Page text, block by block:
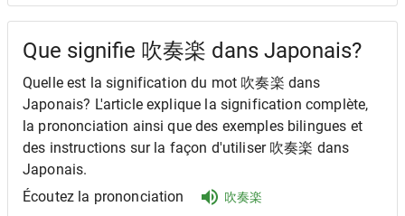
Que signifie 吹奏楽 dans Japonais?
Quelle est la signification du mot 吹奏楽 dans
Japonais? L'article explique la signification complète,
la prononciation ainsi que des exemples bilingues et
des instructions sur la façon d'utiliser 吹奏楽 dans
Japonais.
Écoutez la prononciation
吹奏楽